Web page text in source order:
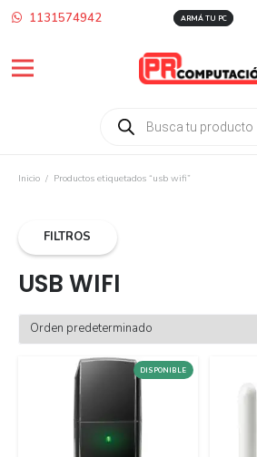
1131574942 ARMÁ TU PC
Búsqueda
de
Inicio / Productos etiquetados “usb wifi”
FILTROS
USB WIFI
DISPONIBLE